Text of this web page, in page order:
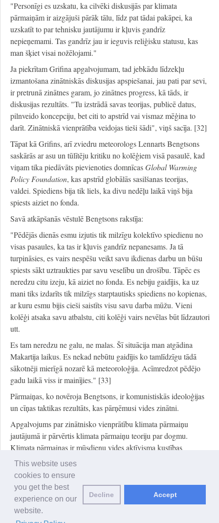
"Personīgi es uzskatu, ka cilvēki diskusijās par klimata
pārmaiņām ir aizgājuši pārāk tālu, līdz pat tādai pakāpei, ka
uzskatīt to par tehnisku jautājumu ir kļuvis gandrīz
nepieņemami. Tas gandrīz jau ir ieguvis reliģisku statusu, kas
man šķiet visai nožēlojami."
Ja piekrītam Grifina apgalvojumam, tad jebkādu līdzekļu
izmantošana zinātniskās diskusijas apspiešanai, jau pati par sevi,
ir pretrunā zinātnes garam, jo zinātnes progress, kā tāds, ir
diskusijas rezultāts. "Tu izstrādā savas teorijas, publicē datus,
pilnveido koncepciju, bet citi to apstrīd vai vismaz mēģina to
darīt. Zinātniskā vienprātība veidojas tieši šādi", viņš sacīja. [32]
Tāpat kā Grifins, arī zviedru meteorologs Lennarts Bengtsons
saskārās ar asu un tūlītēju kritiku no kolēģiem visā pasaulē, kad
viņam tika piedāvāts pievienoties domnīcasGlobal Warming
Policy Foundation, kas apstrīd globālās sasilšanas teorijas,
valdei. Spiediens bija tik liels, ka divu nedēļu laikā viņš bija
spiests aiziet no fonda.
Savā atkāpšanās vēstulē Bengtsons rakstīja:
"Pēdējās dienās esmu izjutis tik milzīgu kolektīvo spiedienu no
visas pasaules, ka tas ir kļuvis gandrīz nepanesams. Ja tā
turpināsies, es vairs nespēšu veikt savu ikdienas darbu un būšu
spiests sākt uztraukties par savu veselību un drošību. Tāpēc es
neredzu citu izeju, kā aiziet no fonda. Es nebiju gaidījis, ka uz
mani tiks izdarīts tik milzīgs starptautisks spiediens no kopienas,
ar kuru esmu bijis cieši saistīts visu savu darba mūžu. Vieni
kolēģi atsaka savu atbalstu, citi kolēģi vairs nevēlas būt līdzautori
utt.
Es tam neredzu ne galu, ne malas. Šī situācija man atgādina
Makartija laikus. Es nekad nebūtu gaidījis ko tamlīdzīgu tādā
sākotnēji mierīgā nozarē kā meteoroloģija. Acīmredzot pēdējo
gadu laikā viss ir mainījies." [33]
Pārmaiņas, ko novēroja Bengtsons, ir komunistiskās ideoloģijas
un cīņas taktikas rezultāts, kas pārņēmusi vides zinātni.
Apgalvojums par zinātnisko vienprātību klimata pārmaiņu
jautājumā ir pārvērtis klimata pārmaiņu teoriju par dogmu.
Klimata pārmaiņas ir mūsdienu vides aktīvisma kustības
pamatprincips, kas tiek uzskatīts par svētu un neaizskaramu.
Zinātnieki, plašsaziņas līdzekļi un vides aktīvisti, kuri atbalsta šo
uzskatu, darbojas kopā, lai izplatītu pārliecību par to, ka
ekoloģiskā katastrofa ir neizbēgama. Tas ir kļuvis par svarīgu
instrumentu, ko vides aktīvisti izmanto, lai biedētu sabiedrību un
panāktu, ka tā pieņem kreiso politisko programmu, tostarp
This website uses
cookies to ensure
you get the best
experience on our
website.
Decline Accept